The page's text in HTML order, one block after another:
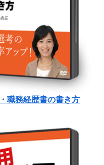
職務経歴書の書き方